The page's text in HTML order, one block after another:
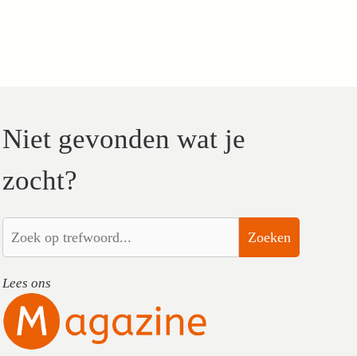
Niet gevonden wat je
zocht?
Zoeken
Lees ons